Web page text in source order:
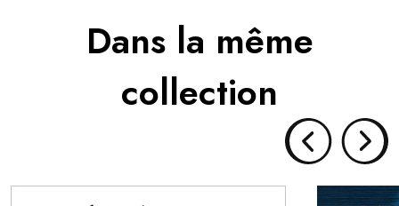
Dans la même
collection